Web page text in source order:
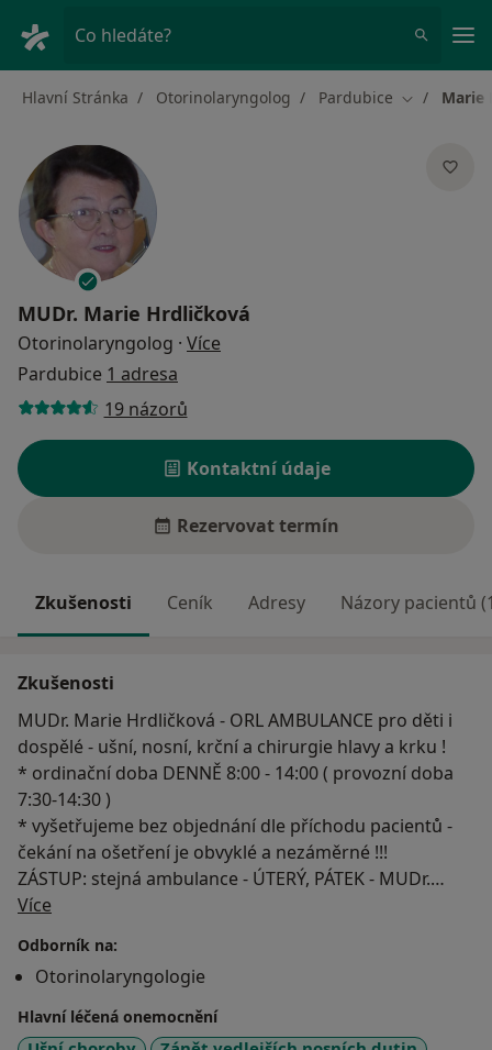
Co hledáte?
Hlavní Stránka Otorinolaryngolog Pardubice ZměnaMarie
MUDr. Marie Hrdličková
Otorinolaryngolog · Více
Pardubice 1 adresa
19 názorů
Kontaktní údaje
Rezervovat termín
Zkušenosti Ceník Adresy Názory pacientů
Zkušenosti
MUDr. Marie Hrdličková - ORL AMBULANCE pro děti i
dospělé - ušní, nosní, krční a chirurgie hlavy a krku !
* ordinační doba DENNĚ 8:00 - 14:00 ( provozní doba
7:30-14:30 )
* vyšetřujeme bez objednání dle příchodu pacientů -
čekání na ošetření je obvyklé a nezáměrné !!!
ZÁSTUP: stejná ambulance - ÚTERÝ, PÁTEK - MUDr.
Zuzana Vodičková
případně akutní případy - MUDr. Aleš Hrdlička - stejná
adresa - dveře č. 328 / 330 (obvykle denně !)
Více
Odborník na:
Otorinolaryngologie
Hlavní léčená onemocnění